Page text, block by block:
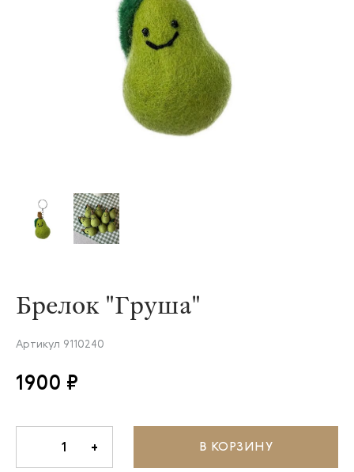
Брелок "Груша"
Артикул 9110240
1900 ₽
1 + В КОРЗИНУ